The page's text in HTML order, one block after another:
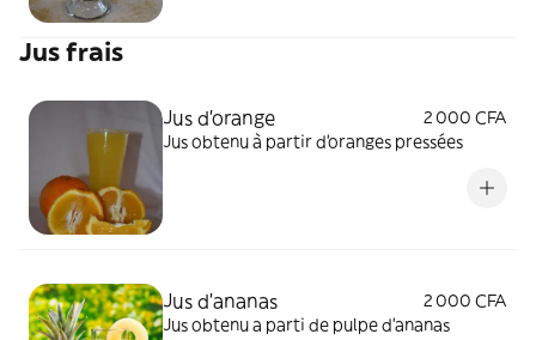
Jus frais
Jus d'orange
2 000 CFA
Jus obtenu à partir d'oranges pressées
Jus d'ananas
2 000 CFA
Jus obtenu a parti de pulpe d'ananas